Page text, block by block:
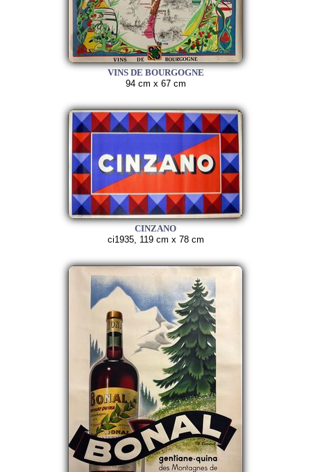
VINS DE BOURGOGNE
94 cm x 67 cm
CINZANO
ci1935, 119 cm x 78 cm